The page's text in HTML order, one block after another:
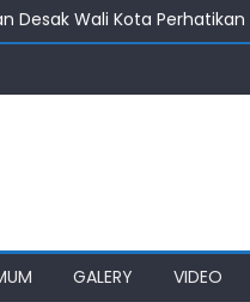
Desak Wali Kota
Pembangunan Jalan
GALERY VIDEO